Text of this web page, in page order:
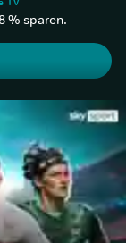
% sparen.